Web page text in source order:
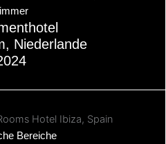
Niederlande
Bereiche